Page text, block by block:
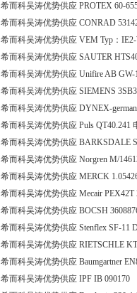
希而科吴涛优势供应 PROTEX 60-
希而科吴涛优势供应 CONRAD
希而科吴涛优势供应 VEM Typ：
希而科吴涛优势供应 SAUTER
希而科吴涛优势供应 Unifire AB
希而科吴涛优势供应 SIEMENS
希而科吴涛优势供应 DYNEX-
希而科吴涛优势供应 Puls QT40.241
希而科吴涛优势供应 BARKSDALE
希而科吴涛优势供应 Norgren M/
希而科吴涛优势供应 MERCK
希而科吴涛优势供应 Mecair
希而科吴涛优势供应 BOCSH
希而科吴涛优势供应 Stenflex SF-11
希而科吴涛优势供应 RIETSCHLE
希而科吴涛优势供应 Baumgartner
希而科吴涛优势供应 IPF IB 090170